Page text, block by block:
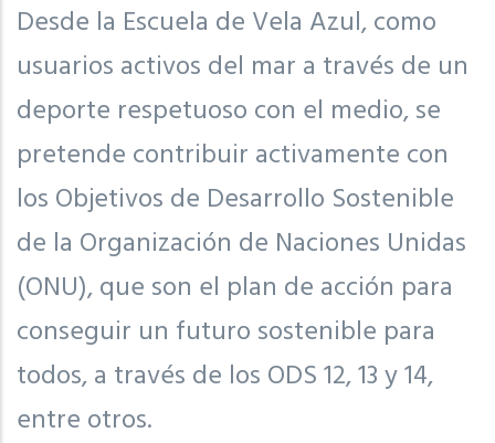
Desde la Escuela de Vela Azul, como
usuarios activos del mar a través de un
deporte respetuoso con el medio, se
pretende contribuir activamente con
los Objetivos de Desarrollo Sostenible
de la Organización de Naciones Unidas
(ONU), que son el plan de acción para
conseguir un futuro sostenible para
todos, a través de los ODS 12, 13 y 14,
entre otros.